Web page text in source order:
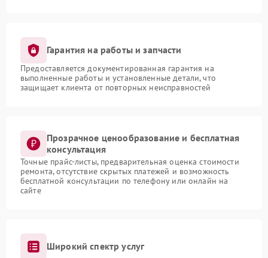
Гарантия на работы и запчасти
Предоставляется документированная гарантия на
выполненные работы и установленные детали, что
защищает клиента от повторных неисправностей
Прозрачное ценообразование и бесплатная
консультация
Точные прайс-листы, предварительная оценка стоимости
ремонта, отсутствие скрытых платежей и возможность
бесплатной консультации по телефону или онлайн на
сайте
Широкий спектр услуг